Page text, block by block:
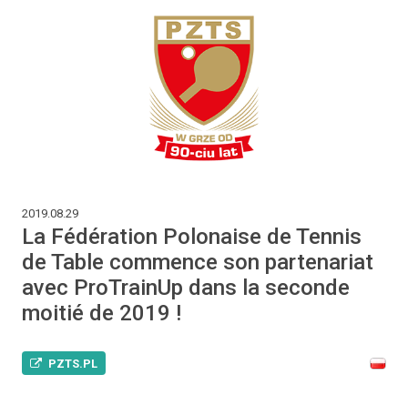
2019.08.29
La Fédération Polonaise de Tennis
de Table commence son partenariat
avec ProTrainUp dans la seconde
moitié de 2019 !
PZTS.PL